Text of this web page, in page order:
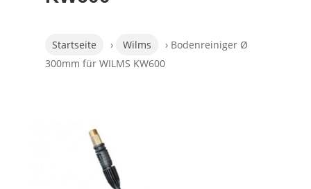
Startseite › Wilms
› Bodenreiniger Ø
300mm für WILMS KW600